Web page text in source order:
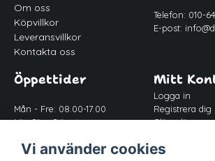
Om oss
Köpvillkor
Leveransvillkor
Kontakta oss
Telefon: 010-
E-post:
Öppettider
Mån - Fre: 08.00-17.00
Lör-Sön: Stängt
Mitt
Logga in
Registrera dig
Glömt
Vi använder cookies